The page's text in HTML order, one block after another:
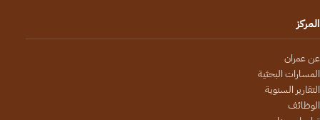
المركز
عن عمران
المسارات البحثية
التقارير السنوية
الوظائف